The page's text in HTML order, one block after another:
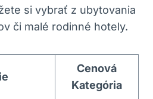
si vybrať z ubytovania
či malé rodinné hotely.
Cenová
Kategória